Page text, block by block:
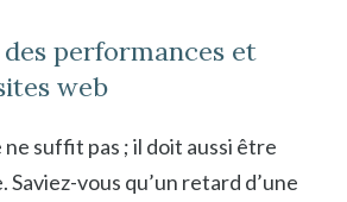
performances et
web
suffit pas ; il doit aussi être
Saviez-vous qu’un retard d’une